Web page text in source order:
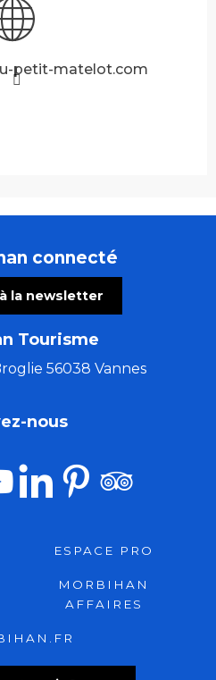
petit-matelot.com
connecté
la newsletter
Tourisme
56038 Vannes
nous
ESPACE PRO
MORBIHAN
AFFAIRES